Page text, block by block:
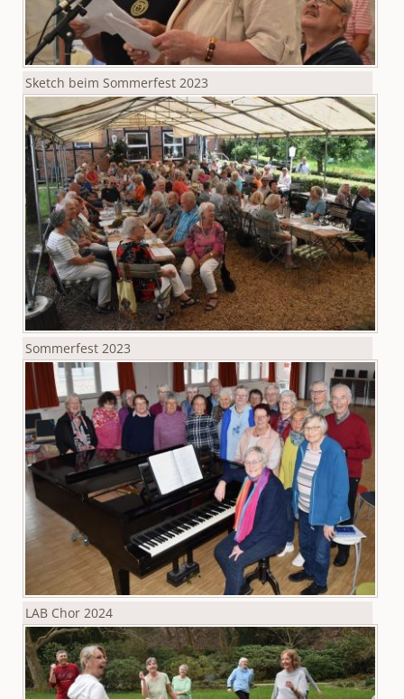
Sketch beim Sommerfest 2023
Sommerfest 2023
LAB Chor 2024